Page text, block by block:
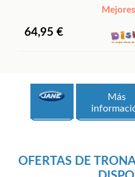
64,95 €
Más
OFERTAS DE